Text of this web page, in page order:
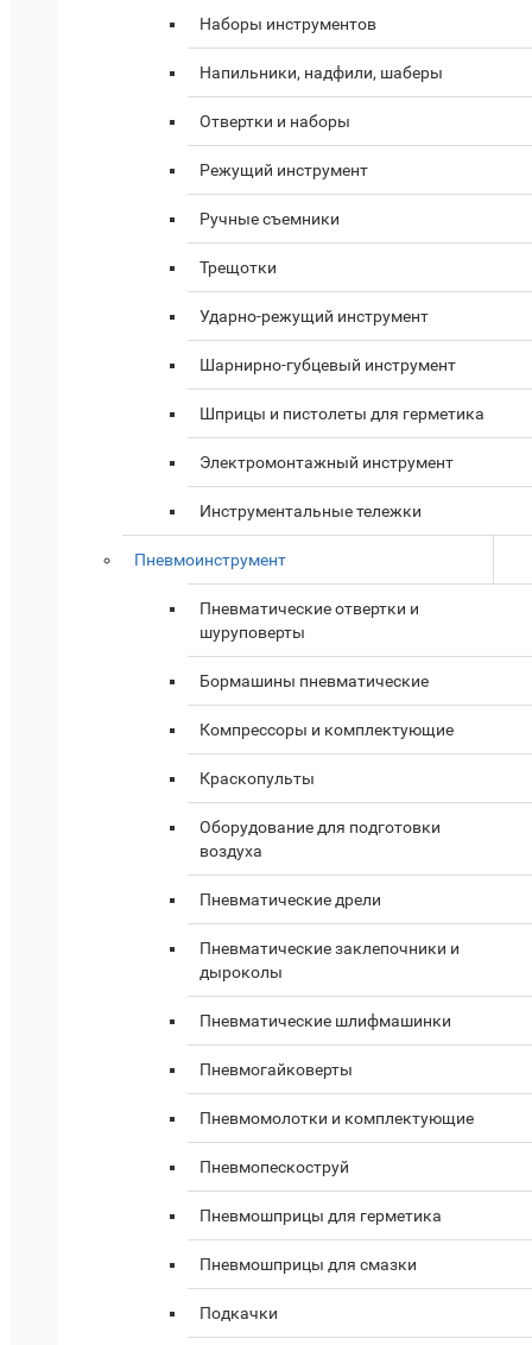
Наборы инструментов
Напильники, надфили, шаберы
Отвертки и наборы
Режущий инструмент
Ручные съемники
Трещотки
Ударно-режущий инструмент
Шарнирно-губцевый инструмент
Шприцы и пистолеты для герметика
Электромонтажный инструмент
Инструментальные тележки
Пневмоинструмент
Пневматические отвертки и
шуруповерты
Бормашины пневматические
Компрессоры и комплектующие
Краскопульты
Оборудование для подготовки
воздуха
Пневматические дрели
Пневматические заклепочники и
дыроколы
Пневматические шлифмашинки
Пневмогайковерты
Пневмомолотки и комплектующие
Пневмопескоструй
Пневмошприцы для герметика
Пневмошприцы для смазки
Подкачки